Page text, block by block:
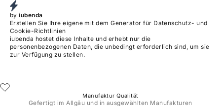
byiubenda
Erstellen Sie Ihre eigene mit demGenerator für Datenschutz- und
Cookie-Richtlinien
iubenda hostet diese Inhalte und erhebt nurdie
personenbezogenen Daten, die unbedingt erforderlich sind , um sie
zur Verfügung zu stellen.
Manufaktur Qualität
Gefertigt im Allgäu und in ausgewählten Manufakturen